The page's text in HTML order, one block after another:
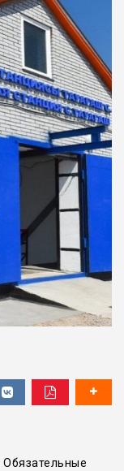
Обязательные